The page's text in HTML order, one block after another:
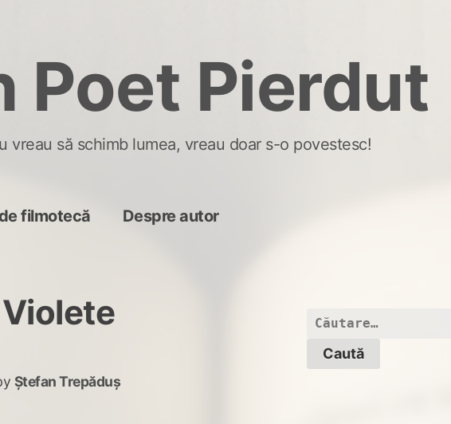
Poet Pierdut
vreau să schimb lumea, vreau doar s-o povestesc!
filmotecă Despre autor
Ștefan Trepăduș
Caută
după: